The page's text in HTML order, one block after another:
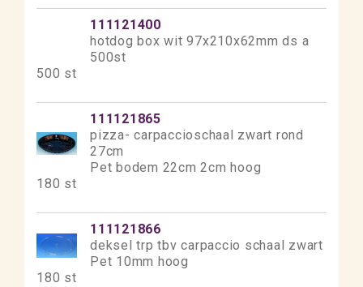
111121400
hotdog box wit 97x210x62mm ds a
500st
500 st
111121865
pizza- carpaccioschaal zwart rond
27cm
Pet bodem 22cm 2cm hoog
180 st
111121866
deksel trp tbv carpaccio schaal zwart
Pet 10mm hoog
180 st